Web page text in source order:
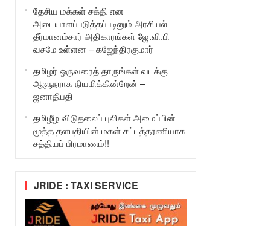
தேசிய மக்கள் சக்தி என
அடையாளப்படுத்தப்படினும் அரசியல்
தீர்மானம்சார் அதிகாரங்கள் ஜே.வி.பி
வசமே உள்ளன – கஜேந்திரகுமார்
தமிழர் ஒருவரைத் தாருங்கள் வடக்கு
ஆளுநராக நியமிக்கின்றேன் –
ஜனாதிபதி
தமிழீழ விடுதலைப் புலிகள் அமைப்பின்
மூத்த தளபதியின் மகள் சட்டத்தரணியாக
சத்தியப் பிரமாணம்!!
JRIDE : TAXI SERVICE